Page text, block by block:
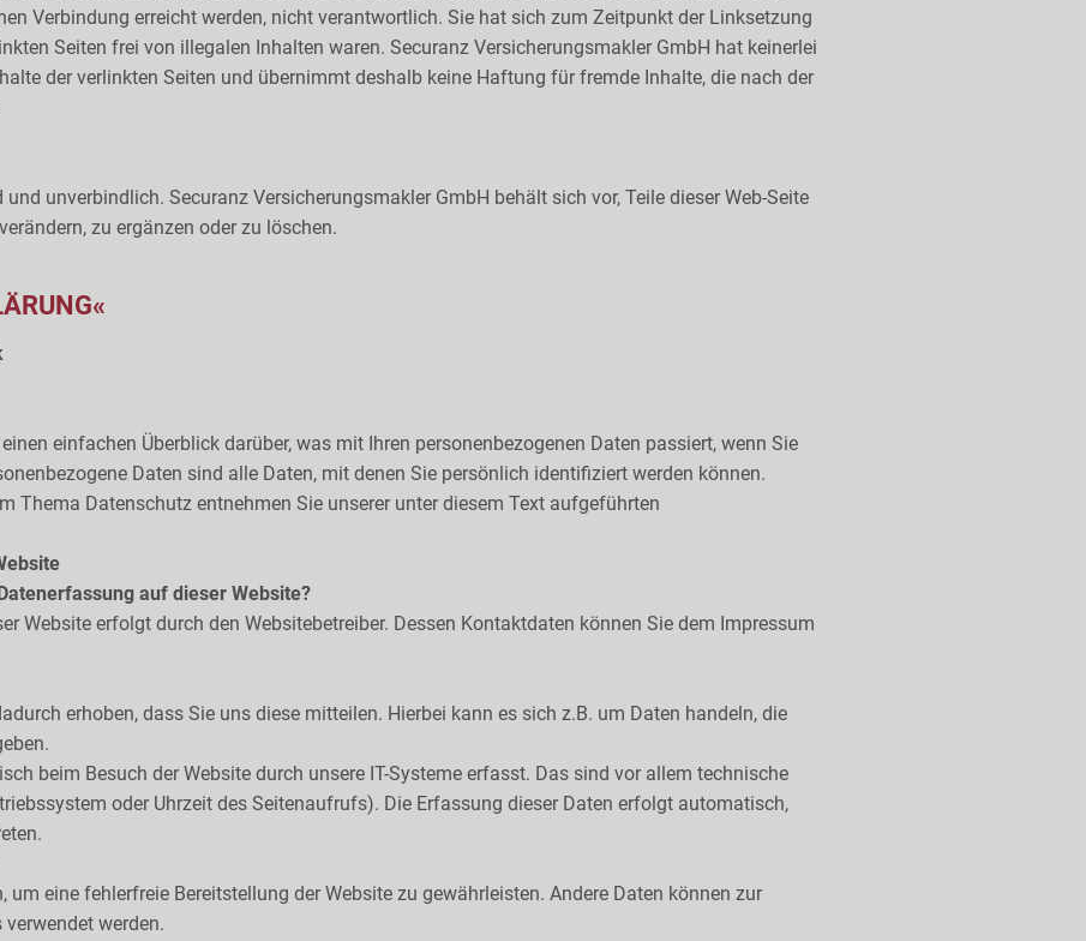
Verbindung erreicht werden, nicht verantwortlich. Sie hat sich zum Zeitpunkt der Linksetzung
Seiten frei von illegalen Inhalten waren. Securanz Versicherungsmakler GmbH hat keinerlei
der verlinkten Seiten und übernimmt deshalb keine Haftung für fremde Inhalte, die nach der
unverbindlich. Securanz Versicherungsmakler GmbH behält sich vor, Teile dieser Web-Seite
zu ergänzen oder zu löschen.
einfachen Überblick darüber, was mit Ihren personenbezogenen Daten passiert, wenn Sie
Daten sind alle Daten, mit denen Sie persönlich identifiziert werden können.
Thema Datenschutz entnehmen Sie unserer unter diesem Text aufgeführten
auf dieser Website?
Website erfolgt durch den Websitebetreiber. Dessen Kontaktdaten können Sie dem Impressum
erhoben, dass Sie uns diese mitteilen. Hierbei kann es sich z.B. um Daten handeln, die
beim Besuch der Website durch unsere IT-Systeme erfasst. Das sind vor allem technische
oder Uhrzeit des Seitenaufrufs). Die Erfassung dieser Daten erfolgt automatisch,
um eine fehlerfreie Bereitstellung der Website zu gewährleisten. Andere Daten können zur
werden.